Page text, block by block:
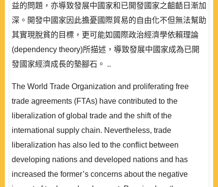
益的問題，亦導致發展中國家和已開發國家之齟齬日漸加
深。開發中國家因此擔憂國際貿易的自由化不但無法幫助
其實現脫貧的目標，更可能如國際政治經濟學依賴理論
(dependency theory)所描述，導致發展中國家成為已開
發國家經濟成長的墊腳石。 ..
The World Trade Organization and proliferating free
trade agreements (FTAs) have contributed to the
liberalization of global trade and the shift of the
international supply chain. Nevertheless, trade
liberalization has also led to the conflict between
developing nations and developed nations and has
increased the former’s concerns about the negative